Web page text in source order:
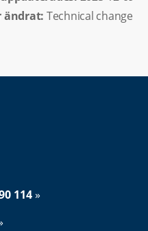
ändrat: Technical change
114